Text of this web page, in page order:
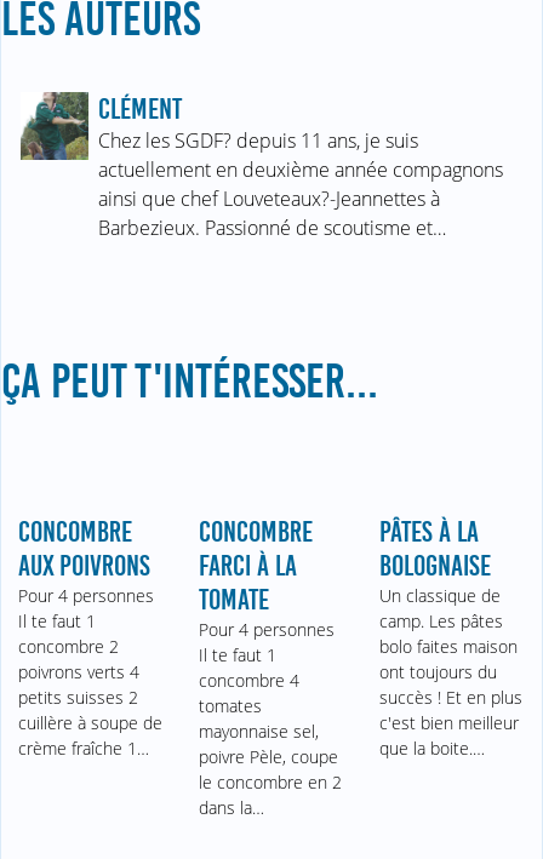
LES AUTEURS
CLÉMENT
Chez les SGDF? depuis 11 ans, je suis
actuellement en deuxième année compagnons
ainsi que chef Louveteaux?-Jeannettes à
Barbezieux. Passionné de scoutisme et…
ÇA PEUT T'INTÉRESSER...
CONCOMBRE
AUX POIVRONS
Pour 4 personnes
Il te faut 1
concombre 2
poivrons verts 4
petits suisses 2
cuillère à soupe de
crème fraîche 1…
CONCOMBRE
FARCI À LA
TOMATE
Pour 4 personnes
Il te faut 1
concombre 4
tomates
mayonnaise sel,
poivre Pèle, coupe
le concombre en 2
dans la…
PÂTES À LA
BOLOGNAISE
Un classique de
camp. Les pâtes
bolo faites maison
ont toujours du
succès ! Et en plus
c'est bien meilleur
que la boite.…